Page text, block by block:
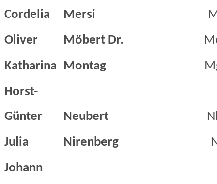
Cordelia
Mersi
Oliver
Möbert Dr.
Katharina Montag
Horst-
Günter
Neubert
Julia
Nirenberg
Johann